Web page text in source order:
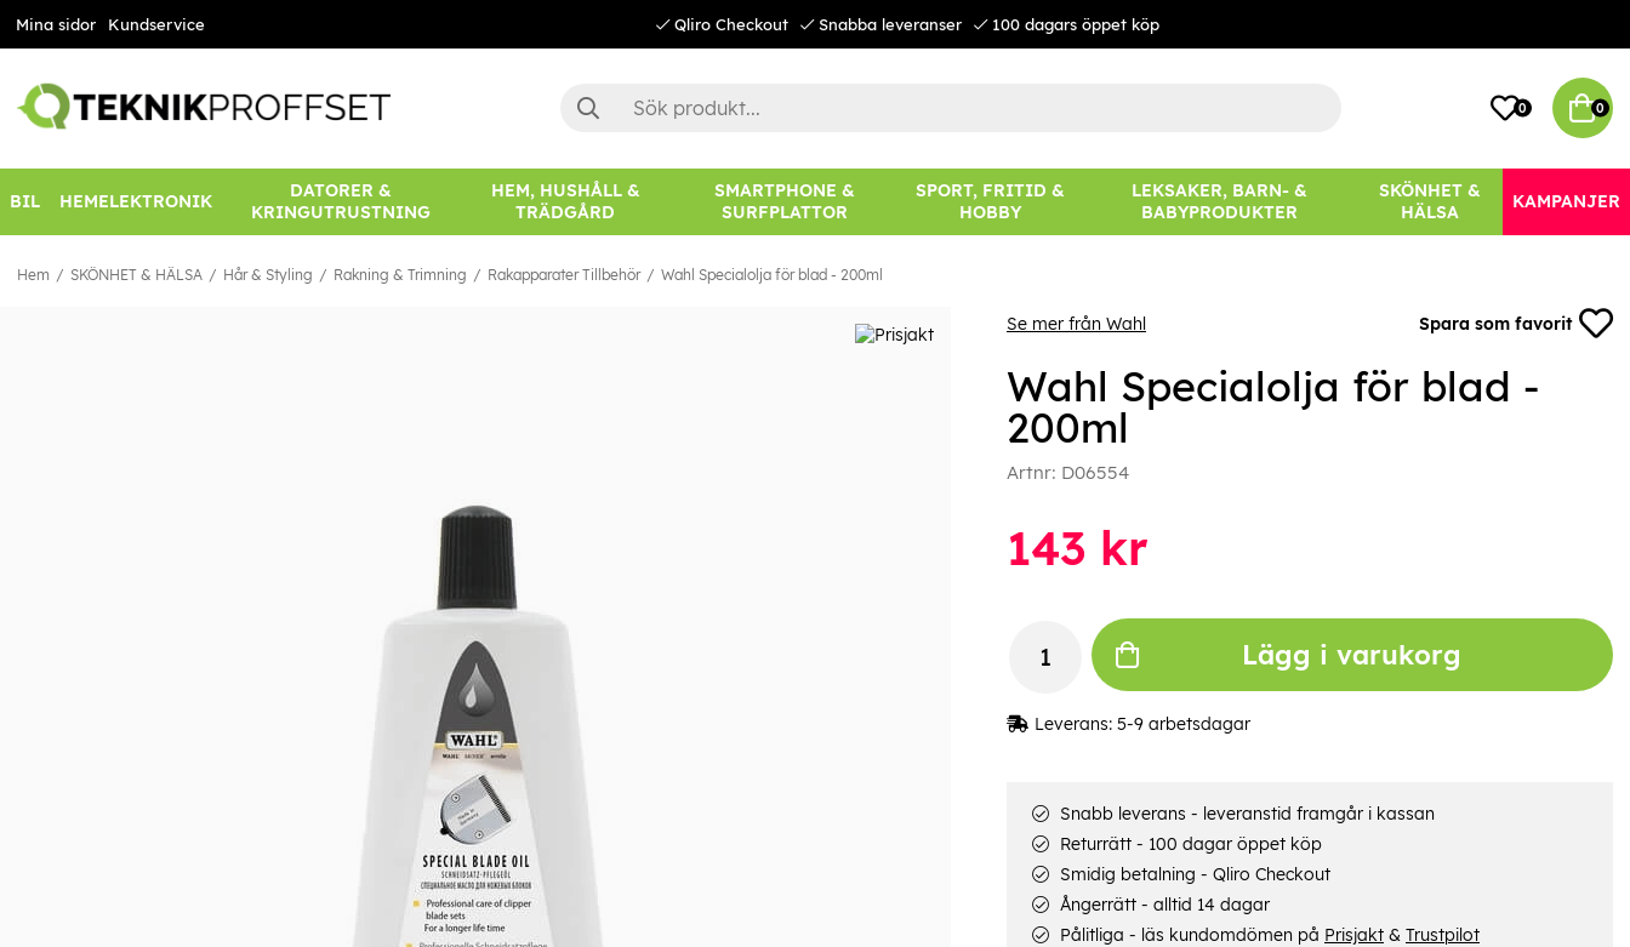
Mina sidor Kundservice Qliro Checkout Snabba leveranser 100 dagars öppet köp
0 0
BIL HEMELEKTRONIK
DATORER &
KRINGUTRUSTNING
HEM, HUSHÅLL &
TRÄDGÅRD
SMARTPHONE &
SURFPLATTOR
SPORT, FRITID &
HOBBY
LEKSAKER, BARN- &
BABYPRODUKTER
SKÖNHET &
HÄLSA
KAMPANJER
Hem SKÖNHET & HÄLSA Hår & Styling Rakning & Trimning Rakapparater Tillbehör Wahl Specialolja för blad - 200ml
Se mer från Wahl Spara som favorit
Wahl Specialolja för blad -
200ml
Artnr: D06554
143 kr
Lägg i varukorg
Leverans: 5-9 arbetsdagar
Snabb leverans - leveranstid framgår i kassan
Returrätt - 100 dagar öppet köp
Smidig betalning - Qliro Checkout
Ångerrätt - alltid 14 dagar
Pålitliga - läs kundomdömen på Prisjakt& Trustpilot